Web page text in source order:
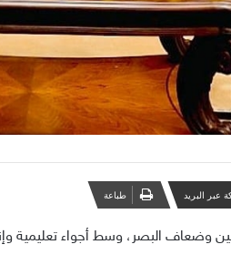
عبر البريد طباعة
وضعاف البصر، وسط أجواء